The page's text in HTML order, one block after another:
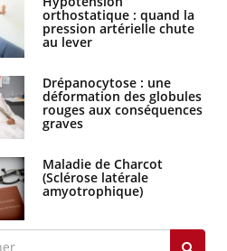
dengue, West Nile :
orthostatique : quand la
pression artérielle chute
au lever
Drépanocytose : une
déformation des globules
rouges aux conséquences
graves
Maladie de Charcot
(Sclérose latérale
amyotrophique)